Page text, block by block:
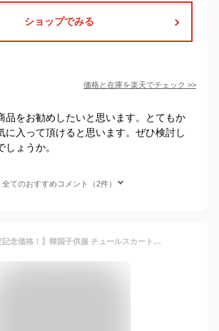
ショップでみる
価格と在庫を楽天でチェック >>
品をお勧めしたいと思います。とてもか
に入って頂けると思います。ぜひ検討し
ょうか。
全てのおすすめコメント（2件）
【新発売限定記念価格！】韓国子供服 チュールスカート プリンセス ロング丈 スカート 結婚式 発表会 キッズ 姉妹 コーデ お出かけ 通学着 旅行 グレー ページュ 子ども服 子ども チュールスカート 撮影写真 パーティー 100 110 120 オシャレ 星柄 女の子 ボトムス